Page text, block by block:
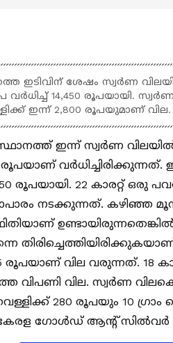
ഇടിവിന് ശേഷം സ്വർണ
വർധിച്ച് 14,450 രൂപയായി.
ഇന്ന് 2,800 രൂപയുമാണ് വില.
ഇന്ന് സ്വർണ വിലയിൽ
രൂപയാണ് വർധിച്ചിരിക്കുന്നത്.
രൂപയായി. 22 കാരറ്റ് ഒരു
നടക്കുന്നത്. കഴിഞ്ഞ
രൂപയാണ് വില വരുന്നത്. 18
വിപണി വില. സ്വ‍ർണ
280 രൂപയും 10 ​ഗ്രാം
ഗോൾഡ് ആന്റ്